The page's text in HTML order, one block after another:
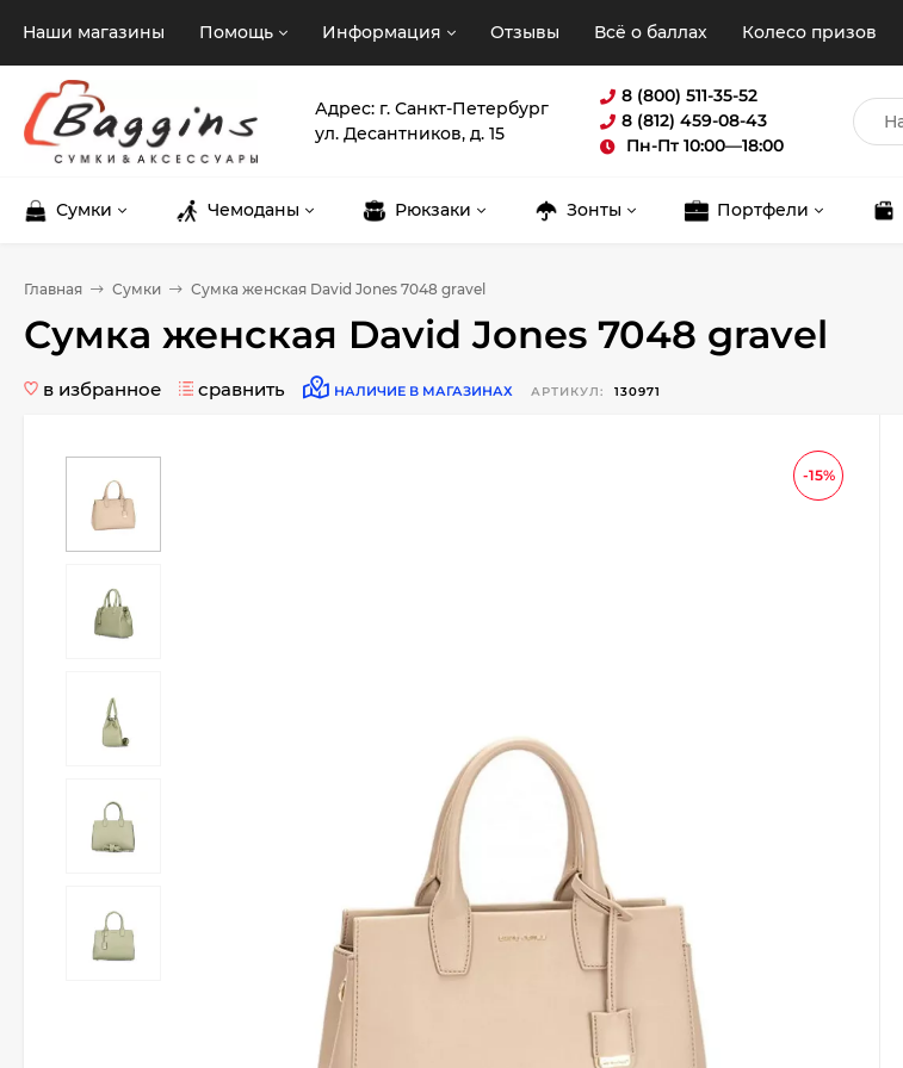
Наши магазины Помощь Информация Отзывы Всё о баллах Колесо призов
Адрес: г. Санкт-Петербург
ул. Десантников, д. 15
8 (800) 511-35-52
8 (812) 459-08-43
Пн-Пт 10:00—18:00
Сумки Чемоданы Рюкзаки Зонты Портфели
Главная Сумки Сумка женская David Jones 7048 gravel
Сумка женская David Jones 7048 gravel
в избранное сравнить НАЛИЧИЕ В МАГАЗИНАХ АРТИКУЛ: 130971
-15%
25
Добавляйте товары
Оплачивайте сегодня только
25 % картой любого банка